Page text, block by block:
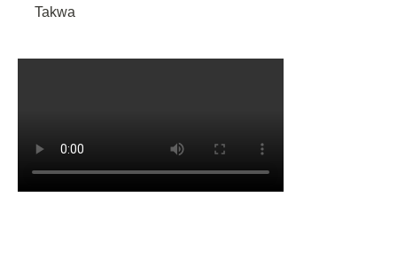
Takwa